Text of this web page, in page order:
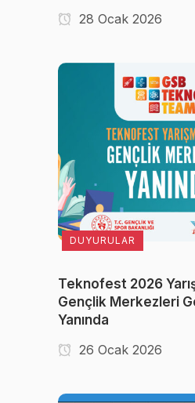
28 Ocak 2026
DUYURULAR
Teknofest 2026
Gençlik Merkezleri
Yanında
26 Ocak 2026